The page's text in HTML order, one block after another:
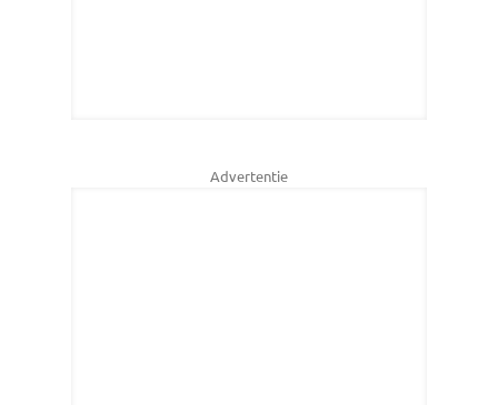
Advertentie